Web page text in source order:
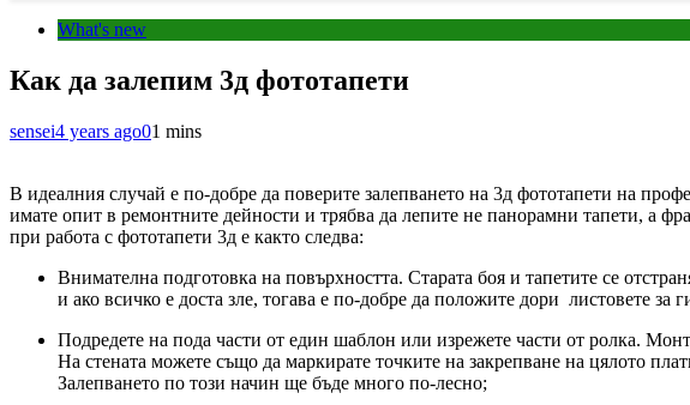
What's new
Как да залепим 3д фототапети
sensei4 years ago01 mins
В идеалния случай е по-добре да поверите залепването на 3д фототапети на
имате опит в ремонтните дейности и трябва да лепите не панорамни тапети, а
при работа с фототапети 3д е както следва:
Внимателна подготовка на повърхността. Старата боя и тапетите се
и ако всичко е доста зле, тогава е по-добре да положите дори листовете
Подредете на пода части от един шаблон или изрежете части от ролка.
На стената можете също да маркирате точките на закрепване на цялото
Залепването по този начин ще бъде много по-лесно;